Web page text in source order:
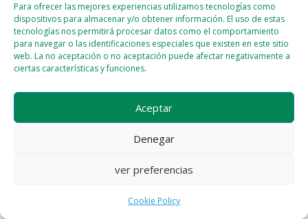
Para ofrecer las mejores experiencias utilizamos tecnologías como
dispositivos para almacenar y/o obtener información. El uso de estas
tecnologías nos permitirá procesar datos como el comportamiento
para navegar o las identificaciones especiales que existen en este sitio
web. La no aceptación o no aceptación puede afectar negativamente a
ciertas características y funciones.
Aceptar
Denegar
ver preferencias
Cookie Policy